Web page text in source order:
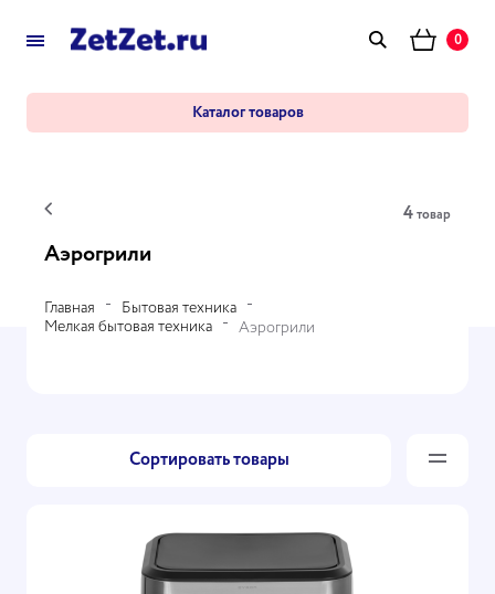
0
Каталог товаров
4 товар
Аэрогрили
Главная
Бытовая техника
Мелкая бытовая техника
Аэрогрили
Сортировать товары